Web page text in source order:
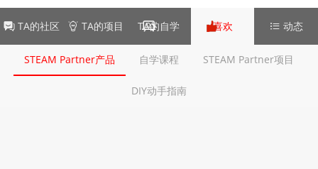
TA的社区 TA的项目 TA的自学 喜欢
STEAM Partner产品 自学课程 STEAM Partner项目
DIY动手指南
动态